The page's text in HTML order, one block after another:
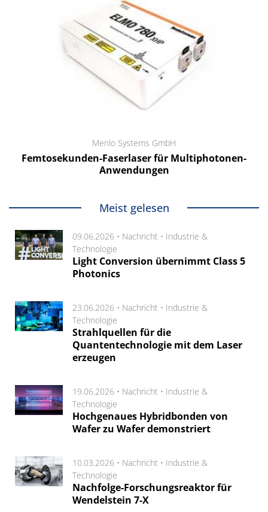
Menlo Systems GmbH
Femtosekunden-Faserlaser für Multiphotonen-
Anwendungen
Meist gelesen
09.06.2026 • Nachricht • Industrie &
Technologie
Light Conversion übernimmt Class 5
Photonics
23.06.2026 • Nachricht • Industrie &
Technologie
Strahlquellen für die
Quantentechnologie mit dem Laser
erzeugen
19.06.2026 • Nachricht • Industrie &
Technologie
Hochgenaues Hybridbonden von
Wafer zu Wafer demonstriert
10.03.2026 • Nachricht • Industrie &
Technologie
Nachfolge-Forschungsreaktor für
Wendelstein 7-X